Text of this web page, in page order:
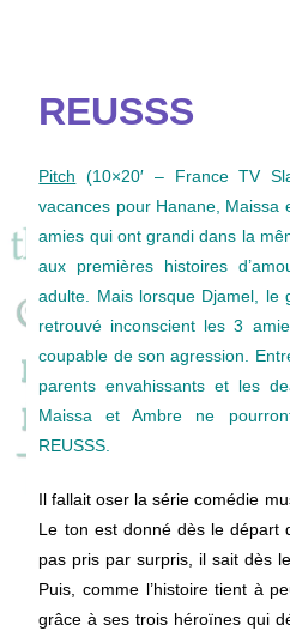
REUSSS
Pitch (10×20′ – France TV
vacances pour Hanane, Maissa
amies qui ont grandi dans la
aux premières histoires
adulte. Mais lorsque Djamel, le
retrouvé inconscient les 3
coupable de son agression.
parents envahissants et les
Maissa et Ambre ne
REUSSS.
Il fallait oser la série comédie
Le ton est donné dès le départ
pas pris par surpris, il sait dès
Puis, comme l’histoire tient à
grâce à ses trois héroïnes qui